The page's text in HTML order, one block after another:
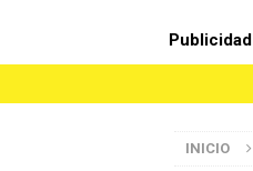
Publicidad
INICIO